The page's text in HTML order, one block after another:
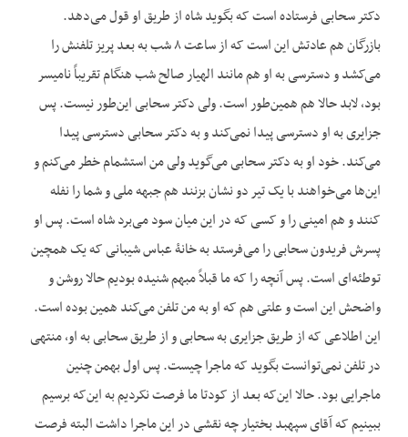
دکتر سحابی فرستاده است که بگوید شاه از طریق او قول می‌دهد.
بازرگان هم عادتش این است که از ساعت ۸ شب به بعد پریز تلفنش را
می‌کشد و دسترسی به او هم مانند الهیار صالح شب هنگام تقریباً نامیسر
بود، لابد حالا هم همین‌طور است. ولی دکتر سحابی این‌طور نیست. پس
جزایری به او دسترسی پیدا نمی‌کند و به دکتر سحابی دسترسی پیدا
می‌کند. خود او به دکتر سحابی می‌گوید ولی من استشمام خطر می‌کنم و
این‌ها می‌خواهند با یک تیر دو نشان بزنند هم جبهه ملی و شما را نفله
کنند و هم امینی را و کسی که در این میان سود می‌برد شاه است. پس او
پسرش فریدون سحابی را می‌فرستد به خانۀ عباس شیبانی که یک همچین
توطئه‌ای است. پس آنچه را که ما قبلاً مبهم شنیده بودیم حالا روشن و
واضحش این است و علتی هم که او به من تلفن می‌کند همین بوده است.
این اطلاعی که از طریق جزایری به سحابی و از طریق سحابی به او، منتهی
در تلفن نمی‌توانست بگوید که ماجرا چیست. پس اول بهمن چنین
ماجرایی بود. حالا این‌که بعد از کودتا ما فرصت نکردیم به این‌که برسیم
ببینیم که آقای سپهبد بختیار چه نقشی در این ماجرا داشت البته فرصت